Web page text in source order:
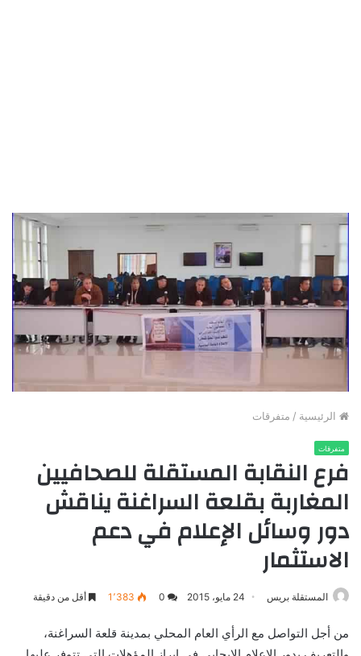
الرئيسية / متفرقات
متفرقات
فرع النقابة المستقلة للصحافيين
المغاربة بقلعة السراغنة يناقش
دور وسائل الإعلام في دعم
الاستثمار
المستقلة بريس 24 مايو، 2015 0 1٬383 أقل من دقيقة
من أجل التواصل مع الرأي العام المحلي بمدينة قلعة السراغنة،